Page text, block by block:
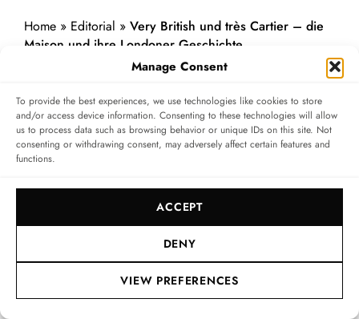
Manage Consent
To provide the best experiences, we use technologies like cookies to store
and/or access device information. Consenting to these technologies will allow
us to process data such as browsing behavior or unique IDs on this site. Not
consenting or withdrawing consent, may adversely affect certain features and
functions.
ACCEPT
DENY
VIEW PREFERENCES
Home » Editorial » Very British und très Cartier – die
Maison und ihre Londoner Geschichte
Anmelden
0COMMENTS